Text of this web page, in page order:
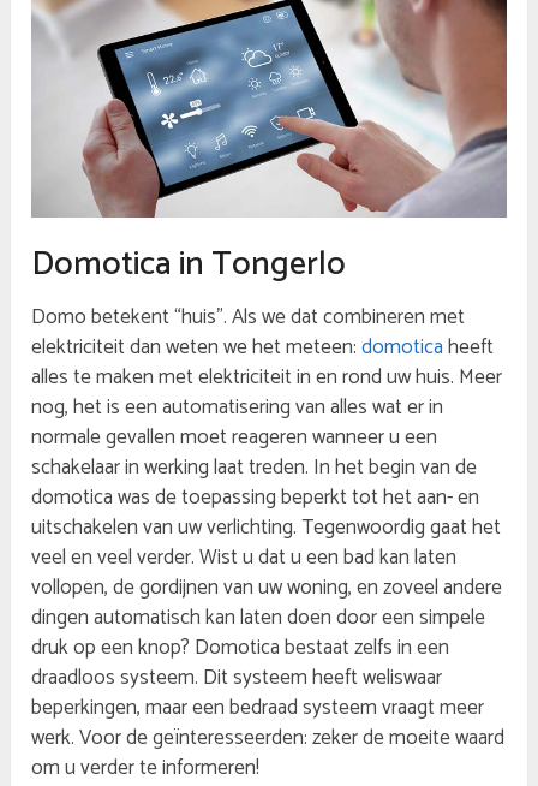
Domotica in Tongerlo
Domo betekent “huis”. Als we dat combineren met
elektriciteit dan weten we het meteen:domoticaheeft
alles te maken met elektriciteit in en rond uw huis. Meer
nog, het is een automatisering van alles wat er in
normale gevallen moet reageren wanneer u een
schakelaar in werking laat treden. In het begin van de
domotica was de toepassing beperkt tot het aan- en
uitschakelen van uw verlichting. Tegenwoordig gaat het
veel en veel verder. Wist u dat u een bad kan laten
vollopen, de gordijnen van uw woning, en zoveel andere
dingen automatisch kan laten doen door een simpele
druk op een knop? Domotica bestaat zelfs in een
draadloos systeem. Dit systeem heeft weliswaar
beperkingen, maar een bedraad systeem vraagt meer
werk. Voor de geïnteresseerden: zeker de moeite waard
om u verder te informeren!